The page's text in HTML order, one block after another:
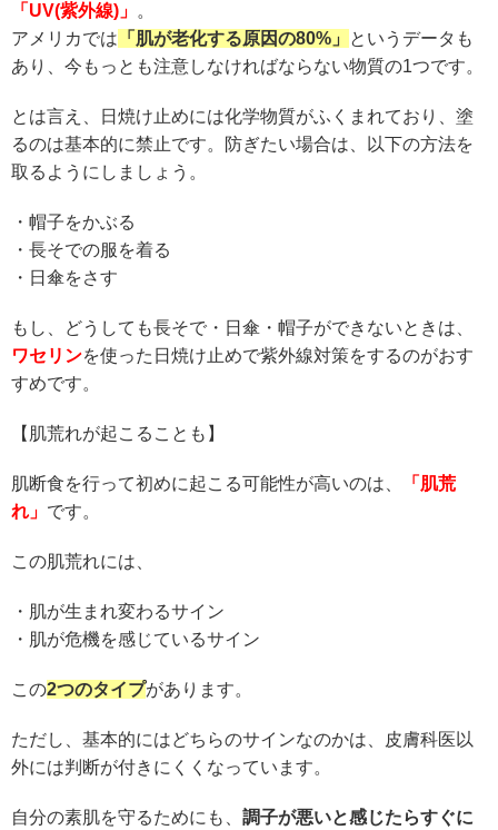
「UV(紫外線)」 。
アメリカでは 「肌が老化する原因の80%」
というデータも
あり、今もっとも注意しなければならない物質の1つです。
とは言え、日焼け止めには化学物質がふくまれており、塗
るのは基本的に禁止です。防ぎたい場合は、以下の方法を
取るようにしましょう。
・帽子をかぶる
・長そでの服を着る
・日傘をさす
もし、どうしても長そで・日傘・帽子ができないときは、
ワセリンを使った日焼け止めで紫外線対策をするのがおす
すめです。
【肌荒れが起こることも】
肌断食を行って初めに起こる可能性が高いのは、
「肌荒
れ」 です。
この肌荒れには、
・肌が生まれ変わるサイン
・肌が危機を感じているサイン
この2つのタイプがあります。
ただし、基本的にはどちらのサインなのかは、皮膚科医以
外には判断が付きにくくなっています。
自分の素肌を守るためにも、 調子が悪いと感じたらすぐに